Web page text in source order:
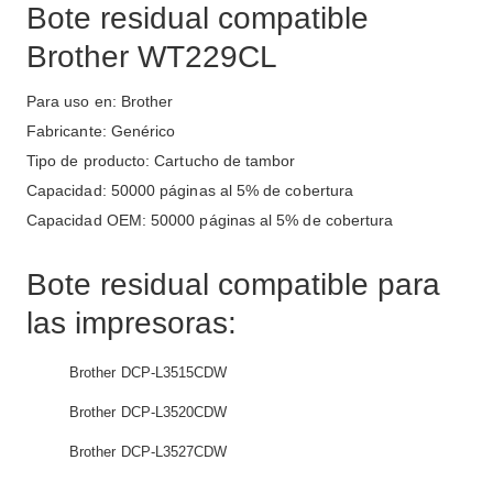
Bote residual compatible
Brother WT229CL
Para uso en: Brother
Fabricante: Genérico
Tipo de producto: Cartucho de tambor
Capacidad: 50000 páginas al 5% de cobertura
Capacidad OEM: 50000 páginas al 5% de cobertura
Bote residual compatible para
las impresoras:
Brother DCP-L3515CDW
Brother DCP-L3520CDW
Brother DCP-L3527CDW